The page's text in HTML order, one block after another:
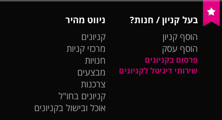
בעל קניון / חנות?
הוסף קניון
הוסף עסק
פרסום בקניונים
שירותי דיגיטל לקניונים
ניווט מהיר
קניונים
מרכזי קניות
חנויות
מבצעים
צרכנות
קניונים בחו"ל
אוכל ובישול בקניונים